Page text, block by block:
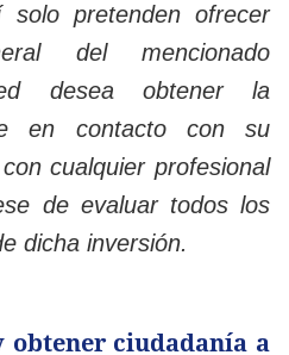
solo pretenden ofrecer
del mencionado
desea obtener la
en contacto con su
cualquier profesional
de evaluar todos los
dicha inversión.
obtener ciudadanía a